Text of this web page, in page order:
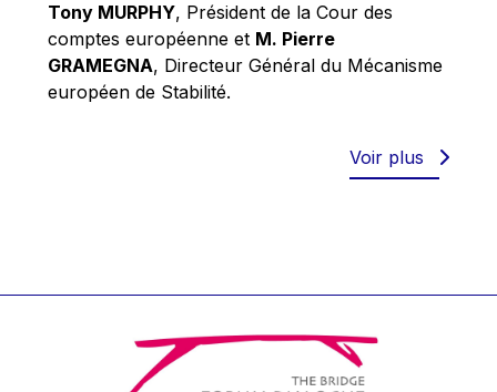
Richard Pelly
Robert Goebbels
Robert REYNDERS
Timothy Radcliffe
Vaclav Klaus
Vassilios Skouris
Tony MURPHY, Président de la Cour des
comptes européenne et M. Pierre
GRAMEGNA, Directeur Général du Mécanisme
européen de Stabilité.
Voir plus